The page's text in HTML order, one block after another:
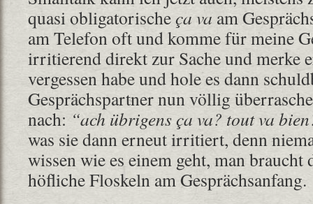
quasi obligatorischeça va am
am Telefon oft und komme für meine
irritierend direkt zur Sache und merke
vergessen habe und hole es dann
Gesprächspartner nun völlig
nach: “ach übrigens ça va? tout va
was sie dann erneut irritiert, denn
wissen wie es einem geht, man braucht
höfliche Floskeln am Gesprächsanfang.